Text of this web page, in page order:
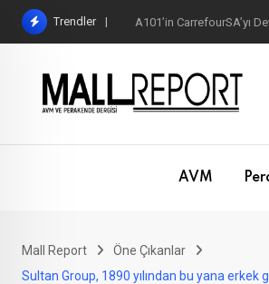
Skip
Trendler A101’in CarrefourSA’yı
AVM
Mall Report
Öne Çıkanlar
Sultan Group, 1890 yılından bu yana